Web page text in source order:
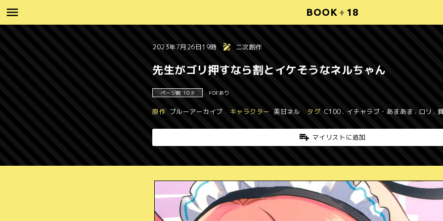
BOOK + 18
2023年7月26日19時 二次創作
先生がゴリ押すなら割とイケそうなネルちゃん
ページ数 10 P PDFあり
原作 ブルーアーカイブ キャラクター 美甘ネル タグ C100 , イチャラブ・あまあま , ロリ ,
マイリストに追加